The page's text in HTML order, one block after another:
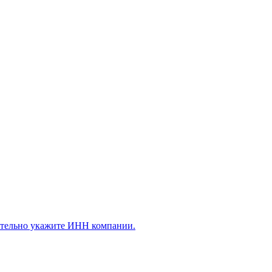
укажите ИНН компании.